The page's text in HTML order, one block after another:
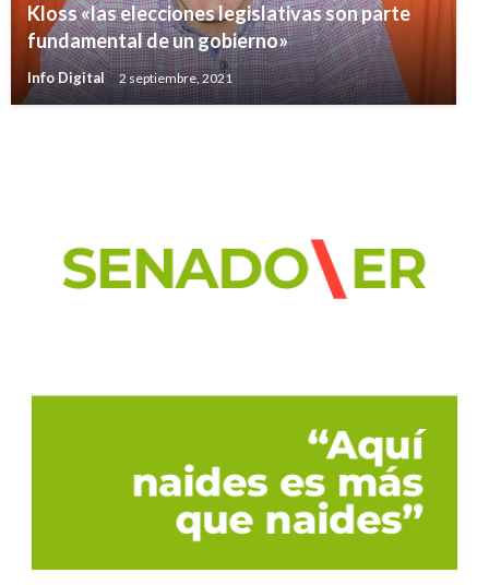
Kloss «las elecciones legislativas son parte
fundamental de un gobierno»
Info Digital 2 septiembre, 2021